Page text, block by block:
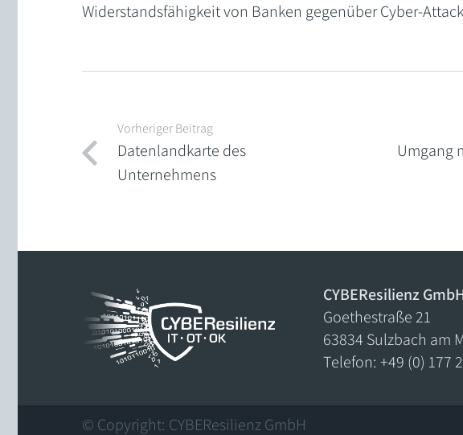
Widerstandsfähigkeit von Banken gegenüber Cyber-
Vorheriger Beitrag
Datenlandkarte des
Unternehmens
Umgang
CYBEResilienz
Goethestraße 21
63834 Sulzbach am
Telefon: +49 (0) 177
© Copyright: CYBEResilienz GmbH